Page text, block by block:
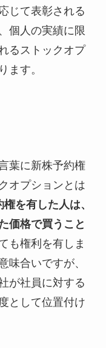
じて表彰される
個人の実績に限
るストックオプ
ます。
葉に新株予約権
オプションとは
を有した人は、
価格で買うこと
も権利を有しま
味合いですが、
が社員に対する
として位置付け